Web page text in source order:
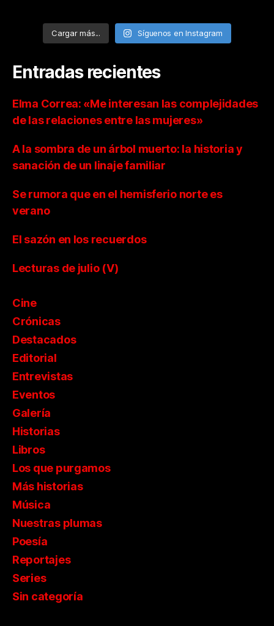
Cargar más... Síguenos en Instagram
Entradas recientes
Elma Correa: «Me interesan las complejidades
de las relaciones entre las mujeres»
A la sombra de un árbol muerto: la historia y
sanación de un linaje familiar
Se rumora que en el hemisferio norte es
verano
El sazón en los recuerdos
Lecturas de julio (V)
Cine
Crónicas
Destacados
Editorial
Entrevistas
Eventos
Galería
Historias
Libros
Los que purgamos
Más historias
Música
Nuestras plumas
Poesía
Reportajes
Series
Sin categoría